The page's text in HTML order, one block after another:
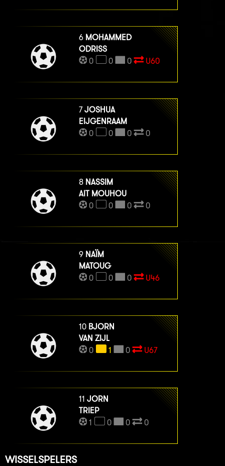
6 MOHAMMED
ODRISS
0
0 0 U60
7JOSHUA
EIJGENRAAM
0
0 0 0
8 NASSIM
AIT MOUHOU
0
0 0 0
9 NAÏM
MATOUG
0
0 0 U46
10 BJORN
VAN ZIJL
0
1 0 U67
11 JORN
TRIEP
1
0 0 0
WISSELSPELERS